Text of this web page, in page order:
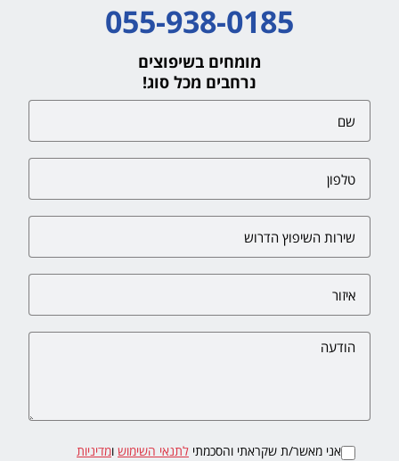
055-938-0185
מומחים בשיפוצים
נרחבים מכל סוג!
אני מאשר/ת שקראתי והסכמתי לתנאי השימוש ומדיניות